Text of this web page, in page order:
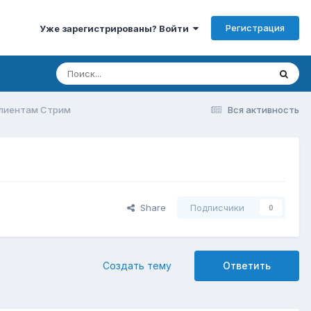
Уже зарегистрированы? Войти Регистрация
Вся активность
Стрим
Share Подписчики 0
Ответить
Создать тему